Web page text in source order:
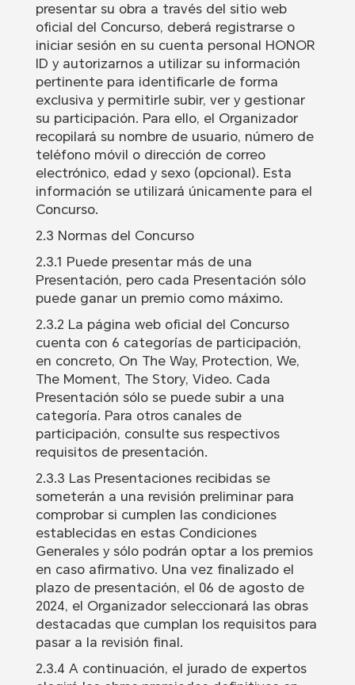
presentar su obra a través del sitio web
oficial del Concurso, deberá registrarse o
iniciar sesión en su cuenta personal HONOR
ID y autorizarnos a utilizar su información
pertinente para identificarle de forma
exclusiva y permitirle subir, ver y gestionar
su participación. Para ello, el Organizador
recopilará su nombre de usuario, número de
teléfono móvil o dirección de correo
electrónico, edad y sexo (opcional). Esta
información se utilizará únicamente para el
Concurso.
2.3 Normas del Concurso
2.3.1 Puede presentar más de una
Presentación, pero cada Presentación sólo
puede ganar un premio como máximo.
2.3.2 La página web oficial del Concurso
cuenta con 6 categorías de participación,
en concreto, On The Way, Protection, We,
The Moment, The Story, Video. Cada
Presentación sólo se puede subir a una
categoría. Para otros canales de
participación, consulte sus respectivos
requisitos de presentación.
2.3.3 Las Presentaciones recibidas se
someterán a una revisión preliminar para
comprobar si cumplen las condiciones
establecidas en estas Condiciones
Generales y sólo podrán optar a los premios
en caso afirmativo. Una vez finalizado el
plazo de presentación, el 06 de agosto de
2024, el Organizador seleccionará las obras
destacadas que cumplan los requisitos para
pasar a la revisión final.
2.3.4 A continuación, el jurado de expertos